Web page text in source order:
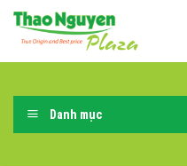
Skip
Danh mục